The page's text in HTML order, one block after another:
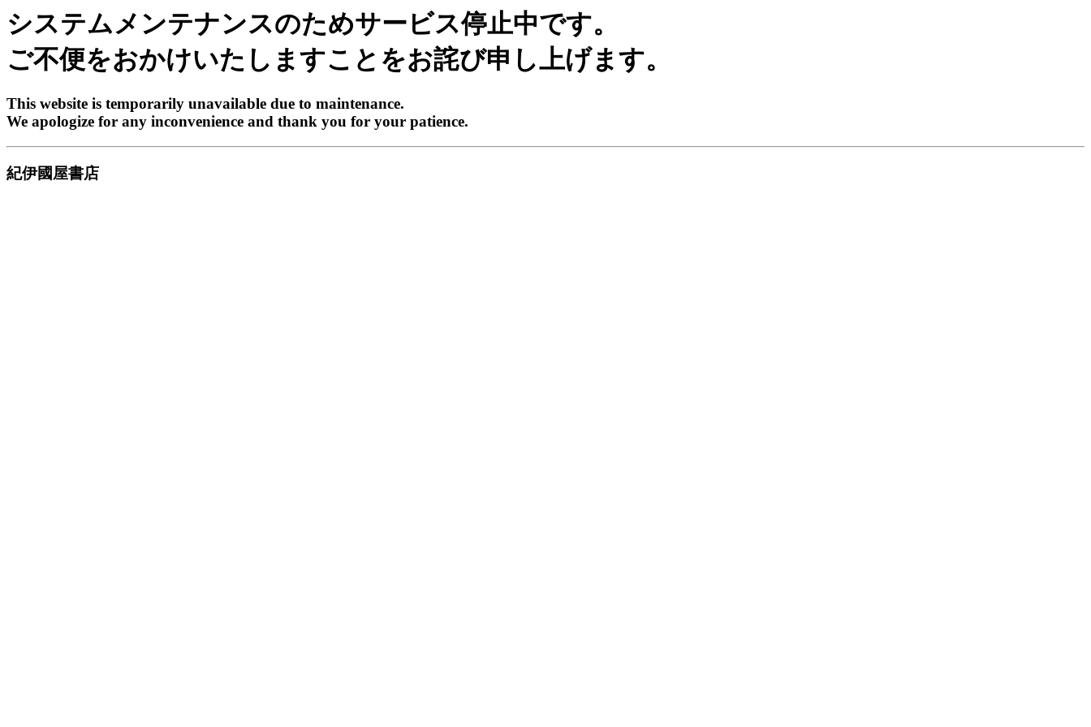
システムメンテナンスのためサービス停止中です。
ご不便をおかけいたしますことをお詫び申し上げます。
This website is temporarily unavailable due to maintenance.
We apologize for any inconvenience and thank you for your patience.
紀伊國屋書店